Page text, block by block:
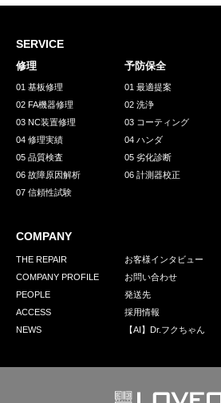
採用情報
GREEN
環境への取り組み
お問い合わせ 発送先
SERVICE
修理
01 基板修理
02 FA機器修理
03 NC装置修理
04 修理実績
05 品質検査
06 故障原因解析
07 信頼性試験
予防保全
01 最適提案
02 洗浄
03 コーティング
04 ハンダ
05 劣化診断
06 計測器校正
COMPANY
THE REPAIR
COMPANY PROFILE
PEOPLE
ACCESS
NEWS
お客様インタビュー
お問い合わせ
発送先
採用情報
【AI】Dr.フクちゃん